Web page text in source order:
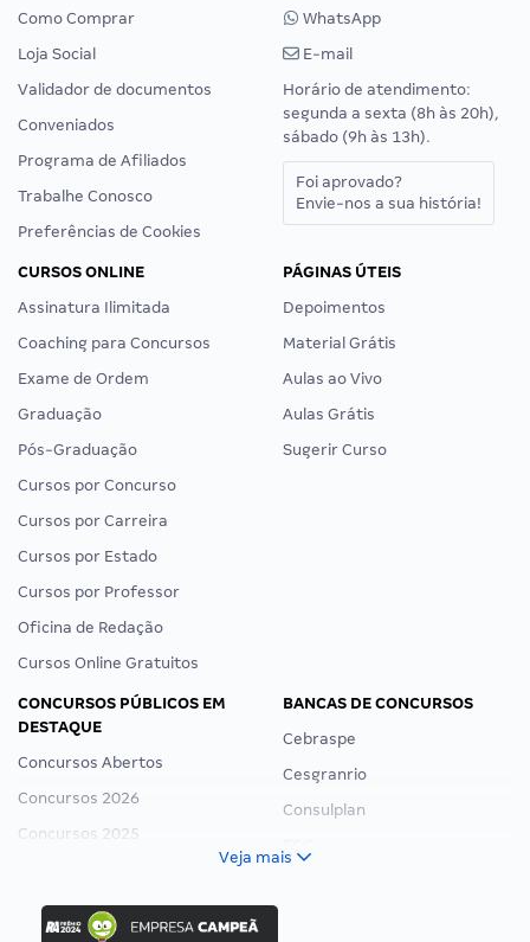
Como Comprar
Loja Social
Validador de documentos
Conveniados
Programa de Afiliados
Trabalhe Conosco
Preferências de Cookies
WhatsApp
E-mail
Horário de atendimento:
segunda a sexta (8h às 20h),
sábado (9h às 13h).
Foi aprovado?
Envie-nos a sua história!
CURSOS ONLINE
Assinatura Ilimitada
Coaching para Concursos
Exame de Ordem
Graduação
Pós-Graduação
Cursos por Concurso
Cursos por Carreira
Cursos por Estado
Cursos por Professor
Oficina de Redação
Cursos Online Gratuitos
PÁGINAS ÚTEIS
Depoimentos
Material Grátis
Aulas ao Vivo
Aulas Grátis
Sugerir Curso
CONCURSOS PÚBLICOS EM
DESTAQUE
Concursos Abertos
Concursos 2026
Concursos 2025
Concurso Ibama
BANCAS DE CONCURSOS
Cebraspe
Cesgranrio
Consulplan
Veja mais